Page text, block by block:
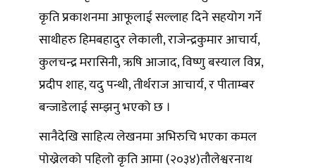
कृति प्रकाशनमा आफूलाई सल्लाह दिने सहयोग गर्ने
साथीहरु हिमबहादुर लेकाली, राजेन्द्रकुमार आचार्य,
कुलचन्द्र मरासिनी, ऋषि आजाद, विष्णु बस्याल विप्र,
प्रदीप शाह, यदु पन्थी, तीर्थराज आचार्य, र पीताम्बर
बन्जाडेलाई सम्झनु भएको छ ।
सानैदेखि साहित्य लेखनमा अभिरुचि भएका कमल
पोख्रेलको पहिलो कृति आमा (२०३४)तौलेश्वरनाथ